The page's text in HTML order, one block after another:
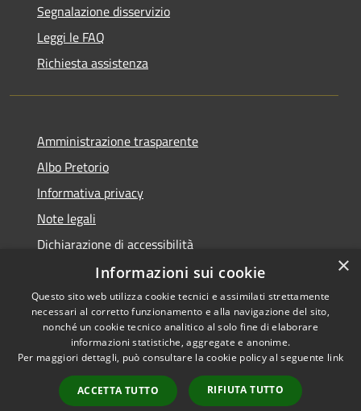
Segnalazione disservizio
Leggi le FAQ
Richiesta assistenza
Amministrazione trasparente
Albo Pretorio
Informativa privacy
Note legali
Dichiarazione di accessibilità
Accessibilità
Privacy
Mappa del sito
×
Informazioni sui cookie
Questo sito web utilizza cookie tecnici e assimilati strettamente
necessari al corretto funzionamento e alla navigazione del sito,
nonché un cookie tecnico analitico al solo fine di elaborare
informazioni statistiche, aggregate e anonime.
Per maggiori dettagli, può consultare la cookie policy al seguente link
ACCETTA TUTTO RIFIUTA TUTTO